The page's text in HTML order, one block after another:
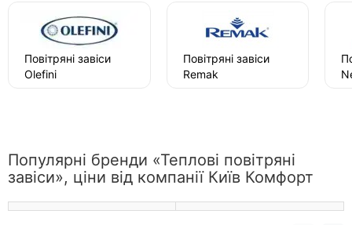
Повітряні завіси
Olefini
Повітряні завіси
Remak
Популярні бренди «Теплові повітряні
завіси», ціни від компанії Київ Комфорт